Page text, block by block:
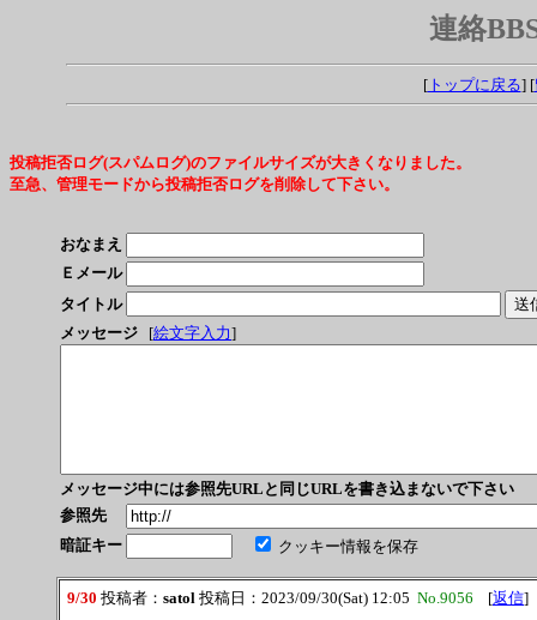
連絡
[トップに戻る] [
投稿拒否ログ(スパムログ)のファイルサイズが大きくなりました。
至急、管理モードから投稿拒否ログを削除して下さい。
おなまえ
Ｅメール
タイトル
メッセージ
[絵文字入力]
メッセージ中には参照先URLと同じURLを書き込まないで下さい
参照先
暗証キー
クッキー情報を保存
9/30 投稿者： satol 投稿日：2023/09/30(Sat) 12:05 No.9056 [返信]